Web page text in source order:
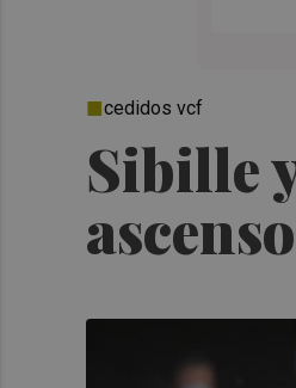
Sibille
cedidos vcf